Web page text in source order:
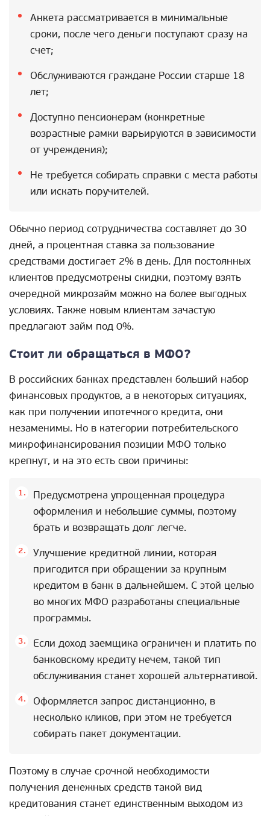
Анкета рассматривается в минимальные
сроки, после чего деньги поступают сразу на
счет;
Обслуживаются граждане России старше 18
лет;
Доступно пенсионерам (конкретные
возрастные рамки варьируются в зависимости
от учреждения);
Не требуется собирать справки с места работы
или искать поручителей.
Обычно период сотрудничества составляет до 30
дней, а процентная ставка за пользование
средствами достигает 2% в день. Для постоянных
клиентов предусмотрены скидки, поэтому взять
очередной микрозайм можно на более выгодных
условиях. Также новым клиентам зачастую
предлагают займ под 0%.
Стоит ли обращаться в МФО?
В российских банках представлен больший набор
финансовых продуктов, а в некоторых ситуациях,
как при получении ипотечного кредита, они
незаменимы. Но в категории потребительского
микрофинансирования позиции МФО только
крепнут, и на это есть свои причины:
Предусмотрена упрощенная процедура
оформления и небольшие суммы, поэтому
брать и возвращать долг легче.
Улучшение кредитной линии, которая
пригодится при обращении за крупным
кредитом в банк в дальнейшем. С этой целью
во многих МФО разработаны специальные
программы.
Если доход заемщика ограничен и платить по
банковскому кредиту нечем, такой тип
обслуживания станет хорошей альтернативой.
Оформляется запрос дистанционно, в
несколько кликов, при этом не требуется
собирать пакет документации.
Поэтому в случае срочной необходимости
получения денежных средств такой вид
кредитования станет единственным выходом из